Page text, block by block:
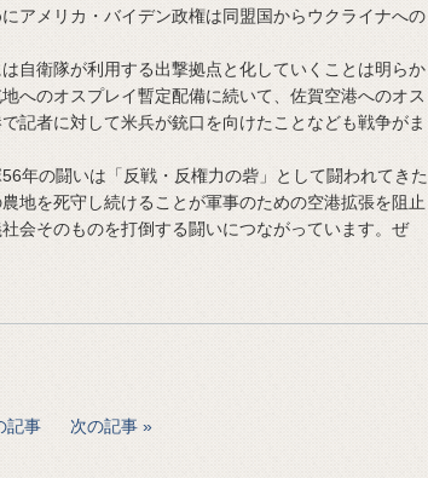
アメリカ・バイデン政権は同盟国からウクライナへの
自衛隊が利用する出撃拠点と化していくことは明らか
へのオスプレイ暫定配備に続いて、佐賀空港へのオス
記者に対して米兵が銃口を向けたことなども戦争がま
年の闘いは「反戦・反権力の砦」として闘われてきた
地を死守し続けることが軍事のための空港拡張を阻止
会そのものを打倒する闘いにつながっています。ぜ
記事 次の記事